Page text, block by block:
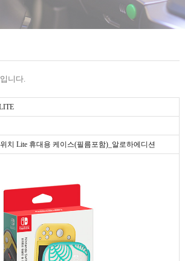
니다.
치 Lite 휴대용 케이스(필름포함)_알로하에디션